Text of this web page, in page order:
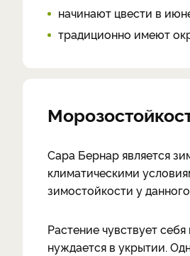
начинают цвести в
традиционно имеют
Сара Бернар является
климатическими
зимостойкости у
Растение чувствует
нуждается в укрытии.